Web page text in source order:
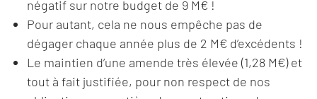
négatif sur notre budget de 9 M€ !
Pour autant, cela ne nous empêche pas de
dégager chaque année plus de 2 M€ d’excédents !
Le maintien d’une amende très élevée (1,28 M€) et
tout à fait justifiée, pour non respect de nos